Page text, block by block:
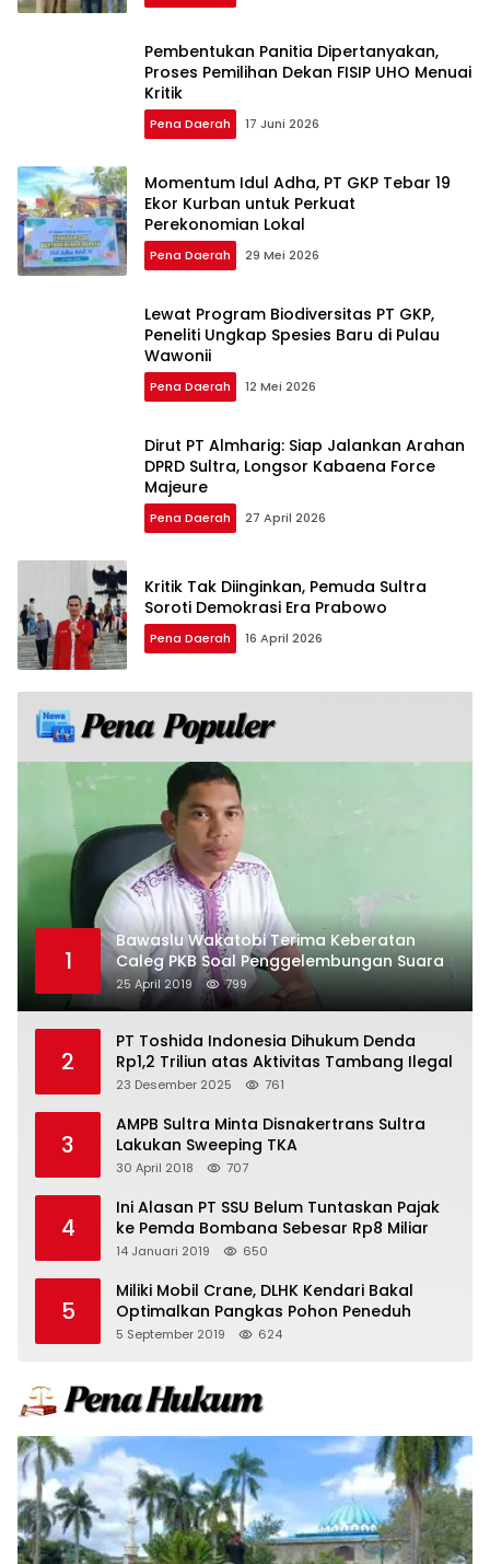
Pembentukan Panitia Dipertanyakan,
Proses Pemilihan Dekan FISIP UHO Menuai
Kritik
Pena Daerah 17 Juni 2026
Momentum Idul Adha, PT GKP Tebar 19
Ekor Kurban untuk Perkuat
Perekonomian Lokal
Pena Daerah 29 Mei 2026
Lewat Program Biodiversitas PT GKP,
Peneliti Ungkap Spesies Baru di Pulau
Wawonii
Pena Daerah 12 Mei 2026
Dirut PT Almharig: Siap Jalankan Arahan
DPRD Sultra, Longsor Kabaena Force
Majeure
Pena Daerah 27 April 2026
Kritik Tak Diinginkan, Pemuda Sultra
Soroti Demokrasi Era Prabowo
Pena Daerah 16 April 2026
1
Bawaslu Wakatobi Terima Keberatan
Caleg PKB Soal Penggelembungan Suara
25 April 2019 799
2
PT Toshida Indonesia Dihukum Denda
Rp1,2 Triliun atas Aktivitas Tambang Ilegal
23 Desember 2025 761
3
AMPB Sultra Minta Disnakertrans Sultra
Lakukan Sweeping TKA
30 April 2018 707
4
Ini Alasan PT SSU Belum Tuntaskan Pajak
ke Pemda Bombana Sebesar Rp8 Miliar
14 Januari 2019 650
5
Miliki Mobil Crane, DLHK Kendari Bakal
Optimalkan Pangkas Pohon Peneduh
5 September 2019 624